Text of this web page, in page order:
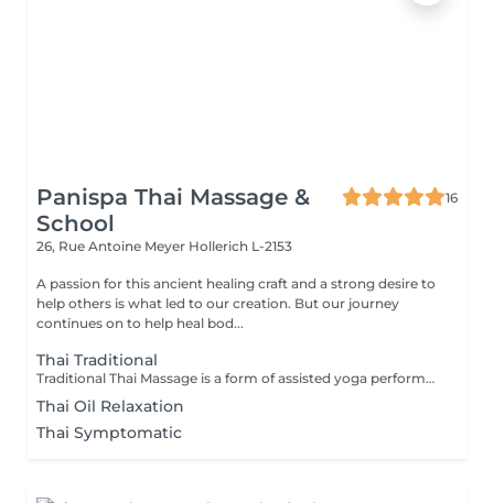
Panispa Thai Massage &
School
16
26, Rue Antoine Meyer Hollerich L-2153
A passion for this ancient healing craft and a strong desire to
help others is what led to our creation. But our journey
continues on to help heal bod...
Thai Traditional
Traditional Thai Massage is a form of assisted yoga performed by the massage therapist. The therapy is a physical, full body massage that combines a number of gentle, flowing exercises to move the body to loosen up muscles and joints, along with acupressure and reflexology to assist with all-over well being and relaxation. Benefits from Traditional Thai Massage can include: Increased circulation Muscle relaxation Better Mood Improved flexibility Improved Mobility Mental Clarity Better concentration A Traditional Thai Massage is a fairly physical therapy, which may not be suitable for everyone. It is recommended that you discuss it with Luck prior to the therapy, especially if this is your first massage or if you have any health concerns, to ensure that this therapy is suitable for you.
Thai Oil Relaxation
Thai Symptomatic